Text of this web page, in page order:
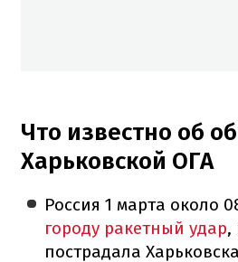
Что известно об
Харьковской ОГА
Россия 1 марта около
городу ракетный удар,
пострадала